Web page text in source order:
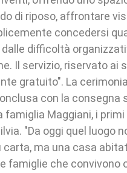
di riposo, affrontare
concedersi
difficoltà
Il servizio, riservato ai
gratuito". La
con la consegna
famiglia Maggiani, i
"Da oggi quel luogo
ma una casa
famiglie che convivono